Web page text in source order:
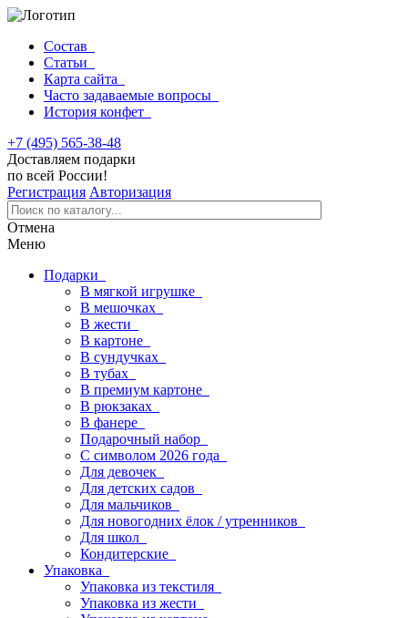
Состав
Статьи
Карта сайта
Часто задаваемые вопросы
История конфет
+7 (495) 565-38-48
Доставляем подарки
по всей России!
Регистрация Авторизация
Отмена
Меню
Подарки
В мягкой игрушке
В мешочках
В жести
В картоне
В сундучках
В тубах
В премиум картоне
В рюкзаках
В фанере
Подарочный набор
С символом 2026 года
Для девочек
Для детских садов
Для мальчиков
Для новогодних ёлок / утренников
Для школ
Кондитерские
Упаковка
Упаковка из текстиля
Упаковка из жести